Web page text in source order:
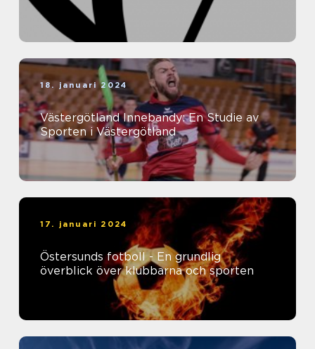
18. januari 2024
Västergötland Innebandy: En Studie av
Sporten i Västergötland
17. januari 2024
Östersunds fotboll - En grundlig
överblick över klubbarna och sporten